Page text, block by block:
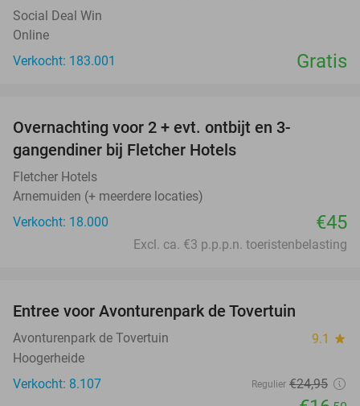
Social Deal Win
Online
Verkocht: 183.001
Gratis
Overnachting voor 2 + evt. ontbijt en 3-
gangendiner bij Fletcher Hotels
Fletcher Hotels
Arnemuiden (+ meerdere locaties)
Verkocht: 18.000
€45
Excl. ca. €3 p.p.p.n. toeristenbelasting
Entree voor Avonturenpark de Tovertuin
Avonturenpark de Tovertuin 9.1 star
Hoogerheide
Verkocht: 8.107
Regulier €24,95